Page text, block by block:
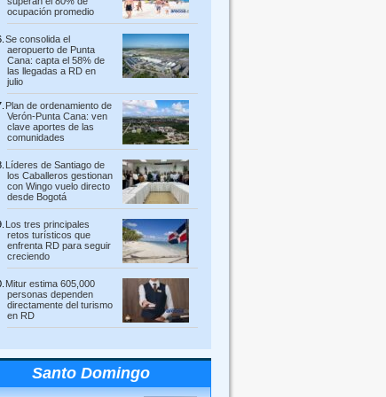
ocupación promedio
Se consolida el
aeropuerto de Punta
Cana: capta el 58% de
las llegadas a RD en
julio
Plan de ordenamiento de
Verón-Punta Cana: ven
clave aportes de las
comunidades
Líderes de Santiago de
los Caballeros gestionan
con Wingo vuelo directo
desde Bogotá
Los tres principales
retos turísticos que
enfrenta RD para seguir
creciendo
Mitur estima 605,000
personas dependen
directamente del turismo
en RD
Santo Domingo